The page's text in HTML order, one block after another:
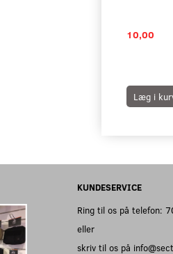
10,00
Læg i
KUNDESERVICE
Ring til os på telefon:
eller
skriv til os på